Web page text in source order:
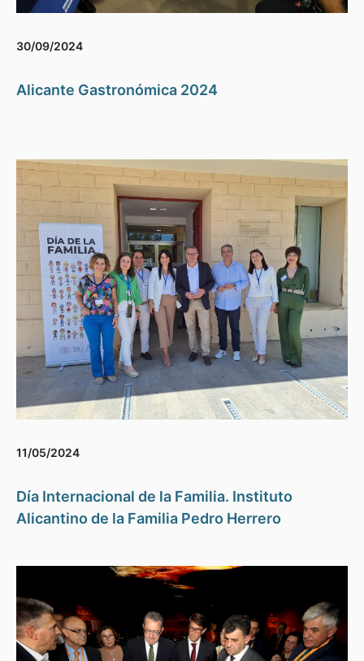
30/09/2024
Alicante Gastronómica 2024
11/05/2024
Día Internacional de la Familia. Instituto
Alicantino de la Familia Pedro Herrero